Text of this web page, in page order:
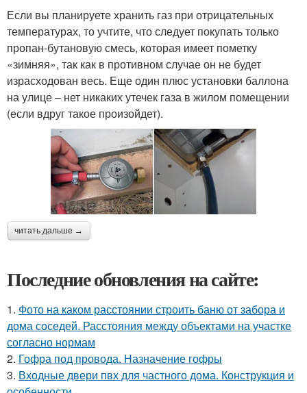
Если вы планируете хранить газ при отрицательных
температурах, то учтите, что следует покупать только
пропан-бутановую смесь, которая имеет пометку
«зимняя», так как в противном случае он не будет
израсходован весь. Еще один плюс установки баллона
на улице – нет никаких утечек газа в жилом помещении
(если вдруг такое произойдет).
читать дальше →
Последние обновления на сайте:
1. Фото на каком расстоянии строить баню от забора и
дома соседей. Расстояния между объектами на участке
согласно нормам
2. Гофра под провода. Назначение гофры
3. Входные двери пвх для частного дома. Конструкция и